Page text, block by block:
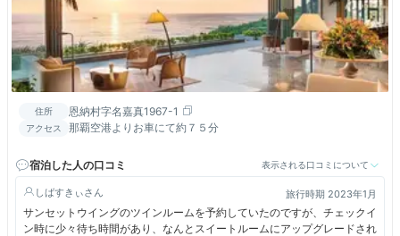
住所 恩納村字名嘉真1967-1
アクセス 那覇空港よりお車にて約７５分
宿泊した人の口コミ 表示される口コミについて
しばすきぃ 旅行時期 2023年1月
サンセットウイングのツインルームを予約していたのですが、チェックイ
ン時に少々待ち時間があり、なんとスイートルームにアップグレードされ